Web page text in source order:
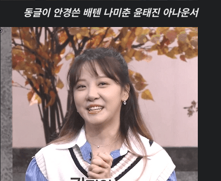
동글이 안경쓴 배텐 나미춘 윤태진 아나운서